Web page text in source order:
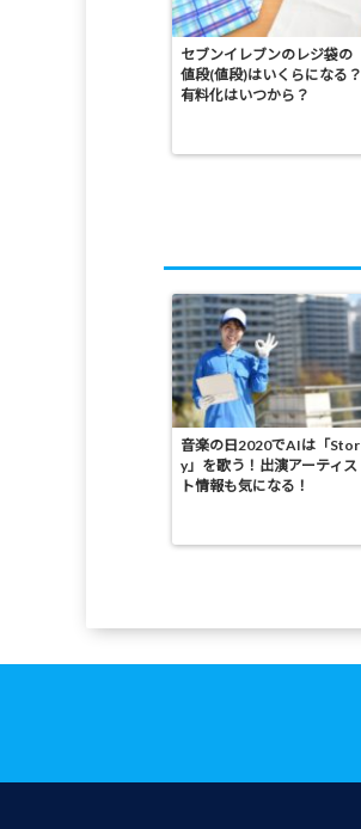
セブンイレブンのレジ袋の
値段(値段)はいくらになる？
有料化はいつから？
音楽の日2020でAIは「Stor
y」を歌う！出演アーティス
ト情報も気になる！